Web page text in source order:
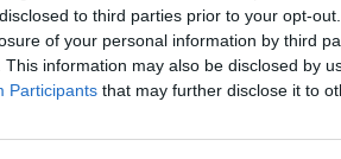
to third parties prior to your opt-
of your personal information by third
This information may also be disclosed by
Participants that may further disclose it to
intent-based traffic, και είναι ο
τόσο καλά για eshops με